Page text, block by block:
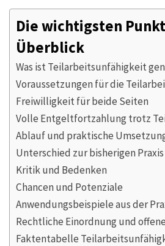
Die wichtigsten
Überblick
Was ist Teilarbeitsunfähigkeit
Voraussetzungen für die
Freiwilligkeit für beide Seiten
Volle Entgeltfortzahlung trotz
Ablauf und praktische
Unterschied zur bisherigen Praxis
Kritik und Bedenken
Chancen und Potenziale
Anwendungsbeispiele aus der
Rechtliche Einordnung und
Faktentabelle